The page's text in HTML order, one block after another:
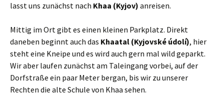
lasst uns zunächst nach Khaa (Kyjov) anreisen.
Mittig im Ort gibt es einen kleinen Parkplatz. Direkt
daneben beginnt auch das Khaatal (Kyjovské údolí), hier
steht eine Kneipe und es wird auch gern mal wild geparkt.
Wir aber laufen zunächst am Taleingang vorbei, auf der
Dorfstraße ein paar Meter bergan, bis wir zu unserer
Rechten die alte Schule von Khaa sehen.